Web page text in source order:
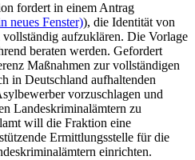
fordert in einem Antrag
neues Fenster)), die Identität von
aufzuklären. Die Vorlage
beraten werden. Gefordert
Maßnahmen zur vollständigen
in Deutschland aufhaltenden
vorzuschlagen und
Landeskriminalämtern zu
will die Fraktion eine
Ermittlungsstelle für die
einrichten.